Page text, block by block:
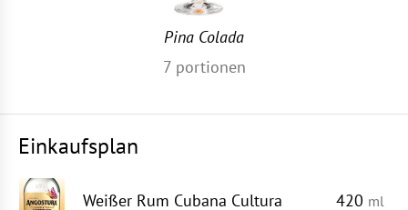
Pina Colada
7portionen
Einkaufsplan
Weißer Rum Cubana Cultura 420 ml